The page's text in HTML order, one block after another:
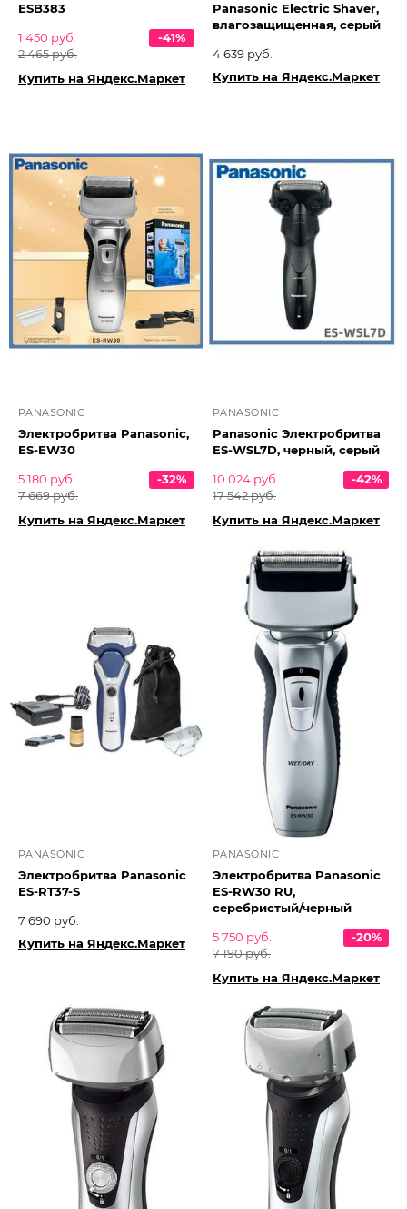
ESB383
1 450 руб.
2 465 руб.
-41%
Купить на Яндекс.Маркет
Panasonic Electric Shaver,
влагозащищенная, серый
4 639 руб.
Купить на Яндекс.Маркет
PANASONIC
Электробритва Panasonic,
ES-EW30
5 180 руб.
7 669 руб.
-32%
Купить на Яндекс.Маркет
PANASONIC
Panasonic Электробритва
ES-WSL7D, черный, серый
10 024 руб.
17 542 руб.
-42%
Купить на Яндекс.Маркет
PANASONIC
Электробритва Panasonic
ES-RT37-S
7 690 руб.
Купить на Яндекс.Маркет
PANASONIC
Электробритва Panasonic
ES-RW30 RU,
серебристый/черный
5 750 руб.
7 190 руб.
-20%
Купить на Яндекс.Маркет